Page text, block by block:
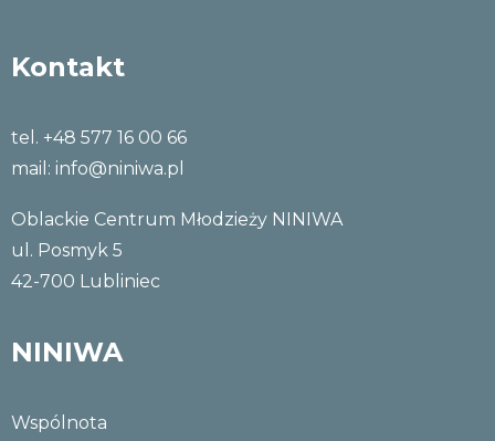
Kontakt
tel. +48 577 16 00 66
mail: info@niniwa.pl
Oblackie Centrum Młodzieży NINIWA
ul. Posmyk 5
42-700 Lubliniec
NINIWA
Wspólnota